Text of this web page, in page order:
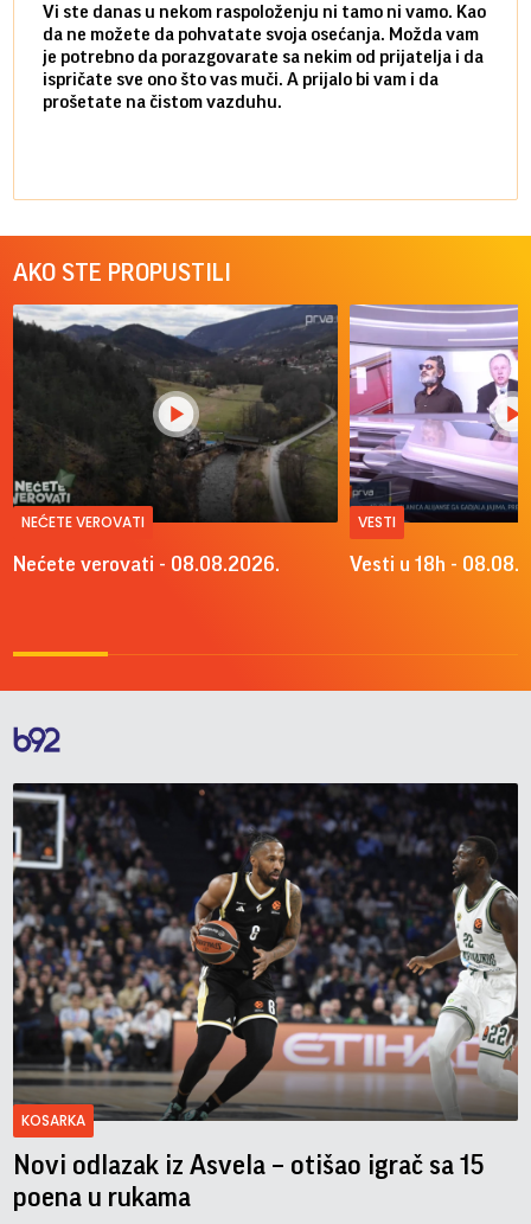
Vi ste danas u nekom raspoloženju ni tamo ni vamo. Kao
da ne možete da pohvatate svoja osećanja. Možda vam
je potrebno da porazgovarate sa nekim od prijatelja i da
ispričate sve ono što vas muči. A prijalo bi vam i da
prošetate na čistom vazduhu.
AKO STE PROPUSTILI
NEĆETE VEROVATI
Nećete verovati - 08.08.2026.
VESTI
Vesti u 18h -
KOSARKA
Novi odlazak iz Asvela – otišao igrač sa 15
poena u rukama